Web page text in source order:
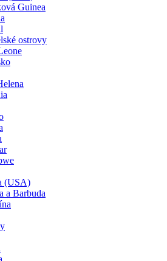
Guinea
ostrovy
(USA)
a Barbuda